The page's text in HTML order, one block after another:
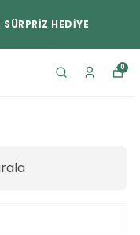
HEDİYE
0